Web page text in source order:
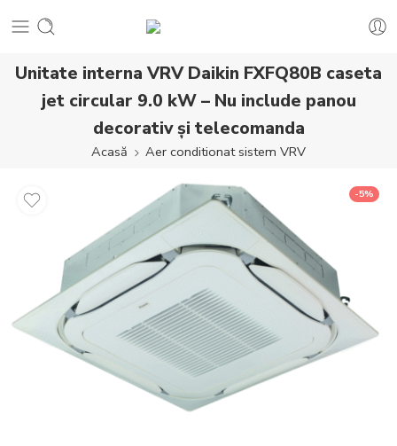
Unitate interna VRV Daikin FXFQ80B caseta
jet circular 9.0 kW – Nu include panou
decorativ și telecomanda
Acasă Aer conditionat sistem VRV
-5%